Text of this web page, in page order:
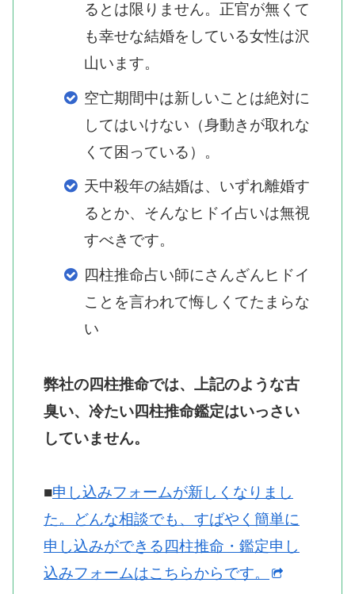
るとは限りません。正官が無くて
も幸せな結婚をしている女性は沢
山います。
空亡期間中は新しいことは絶対に
してはいけない（身動きが取れな
くて困っている）。
天中殺年の結婚は、いずれ離婚す
るとか、そんなヒドイ占いは無視
すべきです。
四柱推命占い師にさんざんヒドイ
ことを言われて悔しくてたまらな
い
弊社の四柱推命では、上記のような古
臭い、冷たい四柱推命鑑定はいっさい
していません。
■申し込みフォームが新しくなりまし
た。どんな相談でも、すばやく簡単に
申し込みができる四柱推命・鑑定申し
込みフォームはこちらからです。